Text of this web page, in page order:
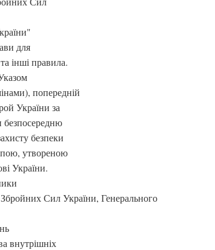
для
інші правила.
попередній
України за
безпосередню
безпеки
утвореною
України.
Сил України, Генерального
внутрішніх